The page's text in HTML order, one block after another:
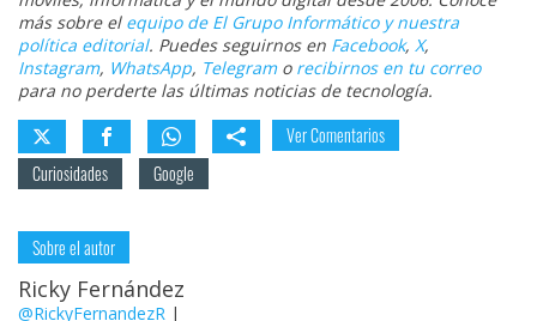
más sobre el equipo de El Grupo Informático y nuestra
política editorial. Puedes seguirnos en Facebook, X,
Instagram, WhatsApp, Telegramo recibirnos en tu correo
para no perderte las últimas noticias de tecnología.
Ver Comentarios
Curiosidades
Google
Sobre el autor
Ricky Fernández
@RickyFernandezR |